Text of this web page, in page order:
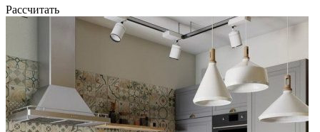
Рассчитать